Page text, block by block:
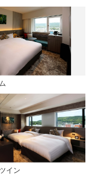
イン